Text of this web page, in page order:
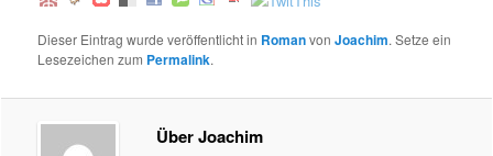
Dieser Eintrag wurde veröffentlicht in RomanvonJoachim. Setze ein
Lesezeichen zum Permalink.
Über Joachim